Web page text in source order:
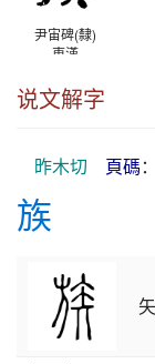
尹宙碑(隸)
東漢
说文解字
昨木切 頁碼
族